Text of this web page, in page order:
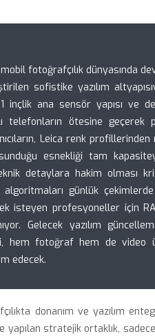
fotoğrafçılık dünyasında
sofistike yazılım
inçlik ana sensör yapısı ve
telefonların ötesine
Leica renk
esnekliği tam
detaylara hakim olması
algoritmaları günlük
isteyen profesyoneller için
Gelecek yazılım
hem fotoğraf hem de video
edecek.
donanım ve yazılım
yapılan stratejik ortaklık,